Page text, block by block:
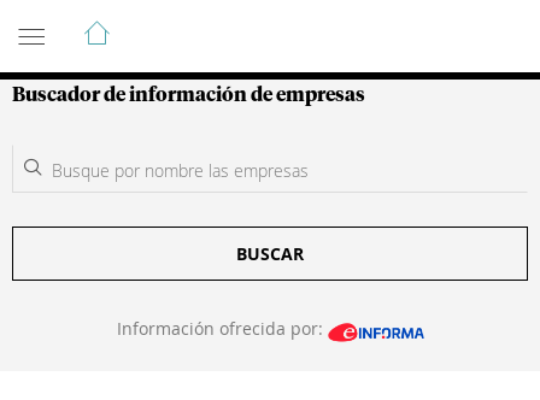
Guía de Empresas Colombianas
Buscador de información de empresas
BUSCAR
Información ofrecida por: